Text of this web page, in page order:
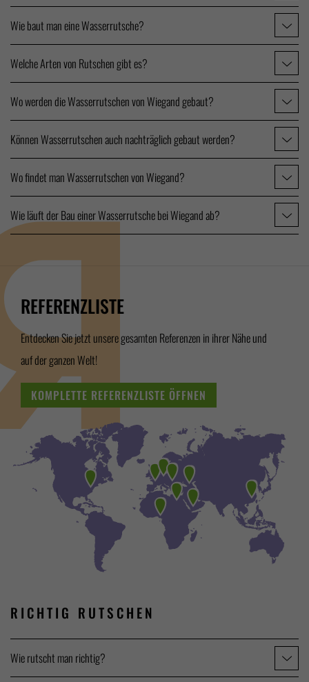
Wie baut man eine Wasserrutsche?
Welche Arten von Rutschen gibt es?
Wo werden die Wasserrutschen von Wiegand gebaut?
Können Wasserrutschen auch nachträglich gebaut werden?
Wo findet man Wasserrutschen von Wiegand?
Wie läuft der Bau einer Wasserrutsche bei Wiegand ab?
REFERENZLISTE
Entdecken Sie jetzt unsere gesamten Referenzen in ihrer Nähe und
auf der ganzen Welt!
KOMPLETTE REFERENZLISTE ÖFFNEN
RICHTIG RUTSCHEN
Wie rutscht man richtig?